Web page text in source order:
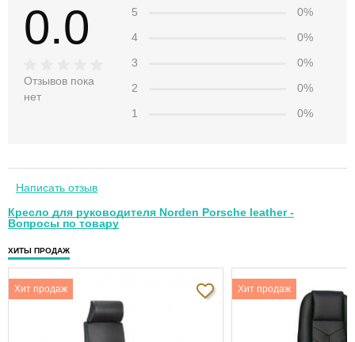
0.0
Отзывов пока
нет
5
0%
4
0%
3
0%
2
0%
1
0%
Написать отзыв
Кресло для руководителя Norden Porsche leather -
Вопросы по товару
ХИТЫ ПРОДАЖ
Хит продаж Хит продаж